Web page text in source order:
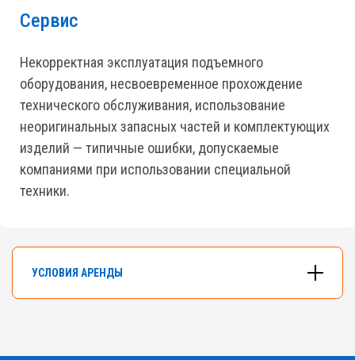
Сервис
Некорректная эксплуатация подъемного
оборудования, несвоевременное прохождение
технического обслуживания, использование
неоригинальных запасных частей и комплектующих
изделий — типичные ошибки, допускаемые
компаниями при использовании специальной
техники.
УСЛОВИЯ АРЕНДЫ